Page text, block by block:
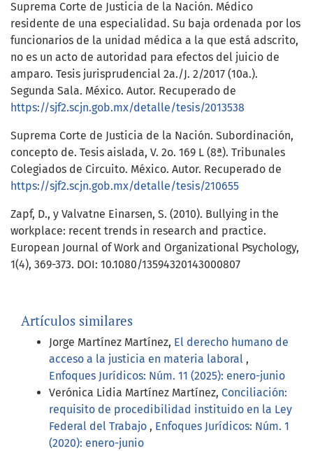
Suprema Corte de Justicia de la Nación. Médico
residente de una especialidad. Su baja ordenada por los
funcionarios de la unidad médica a la que está adscrito,
no es un acto de autoridad para efectos del juicio de
amparo. Tesis jurisprudencial 2a./J. 2/2017 (10a.).
Segunda Sala. México. Autor. Recuperado de
https://sjf2.scjn.gob.mx/detalle/tesis/2013538
Suprema Corte de Justicia de la Nación. Subordinación,
concepto de. Tesis aislada, V. 2o. 169 L (8ª). Tribunales
Colegiados de Circuito. México. Autor. Recuperado de
https://sjf2.scjn.gob.mx/detalle/tesis/210655
Zapf, D., y Valvatne Einarsen, S. (2010). Bullying in the
workplace: recent trends in research and practice.
European Journal of Work and Organizational Psychology,
1(4), 369-373. DOI: 10.1080/13594320143000807
Artículos similares
Jorge Martínez Martínez, El derecho humano de
acceso a la justicia en materia laboral ,
Enfoques Jurídicos: Núm. 11 (2025): enero-junio
Verónica Lidia Martínez Martínez, Conciliación:
requisito de procedibilidad instituido en la Ley
Federal del Trabajo , Enfoques Jurídicos: Núm. 1
(2020): enero-junio